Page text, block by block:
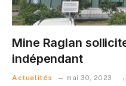
Mine Raglan
indépendant
Actualités mai 30, 2023